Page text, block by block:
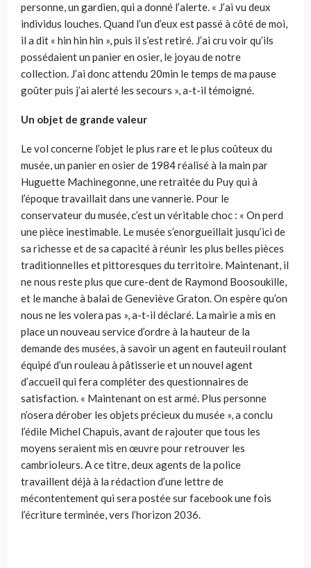
personne, un gardien, qui a donné l’alerte. « J’ai vu deux
individus louches. Quand l’un d’eux est passé à côté de moi,
il a dit « hin hin hin », puis il s’est retiré. J’ai cru voir qu’ils
possédaient un panier en osier, le joyau de notre
collection. J’ai donc attendu 20min le temps de ma pause
goûter puis j’ai alerté les secours », a-t-il témoigné.
Un objet de grande valeur
Le vol concerne l’objet le plus rare et le plus coûteux du
musée, un panier en osier de 1984 réalisé à la main par
Huguette Machinegonne, une retraitée du Puy qui à
l’époque travaillait dans une vannerie. Pour le
conservateur du musée, c’est un véritable choc : « On perd
une pièce inestimable. Le musée s’enorgueillait jusqu’ici de
sa richesse et de sa capacité à réunir les plus belles pièces
traditionnelles et pittoresques du territoire. Maintenant, il
ne nous reste plus que cure-dent de Raymond Boosoukille,
et le manche à balai de Geneviève Graton. On espère qu’on
nous ne les volera pas », a-t-il déclaré. La mairie a mis en
place un nouveau service d’ordre à la hauteur de la
demande des musées, à savoir un agent en fauteuil roulant
équipé d’un rouleau à pâtisserie et un nouvel agent
d’accueil qui fera compléter des questionnaires de
satisfaction. « Maintenant on est armé. Plus personne
n’osera dérober les objets précieux du musée », a conclu
l’édile Michel Chapuis, avant de rajouter que tous les
moyens seraient mis en œuvre pour retrouver les
cambrioleurs. A ce titre, deux agents de la police
travaillent déjà à la rédaction d’une lettre de
mécontentement qui sera postée sur facebook une fois
l’écriture terminée, vers l’horizon 2036.